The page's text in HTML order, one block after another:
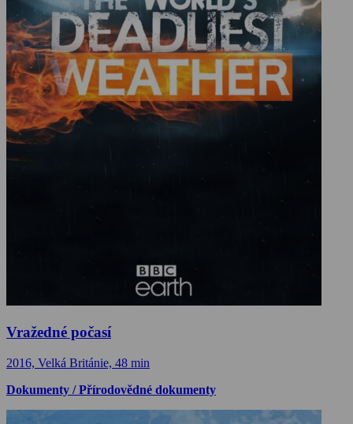
Vražedné počasí
2016, Velká Británie, 48 min
Dokumenty / Přírodovědné dokumenty